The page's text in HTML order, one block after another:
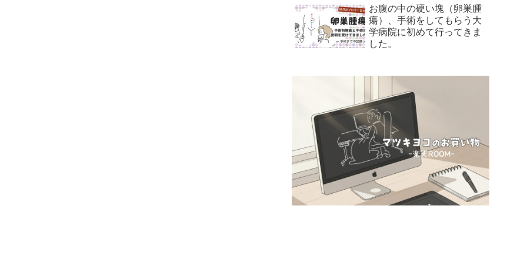
お腹の中の硬い塊（卵巣腫
瘍）、手術をしてもらう大
学病院に初めて行ってきま
した。